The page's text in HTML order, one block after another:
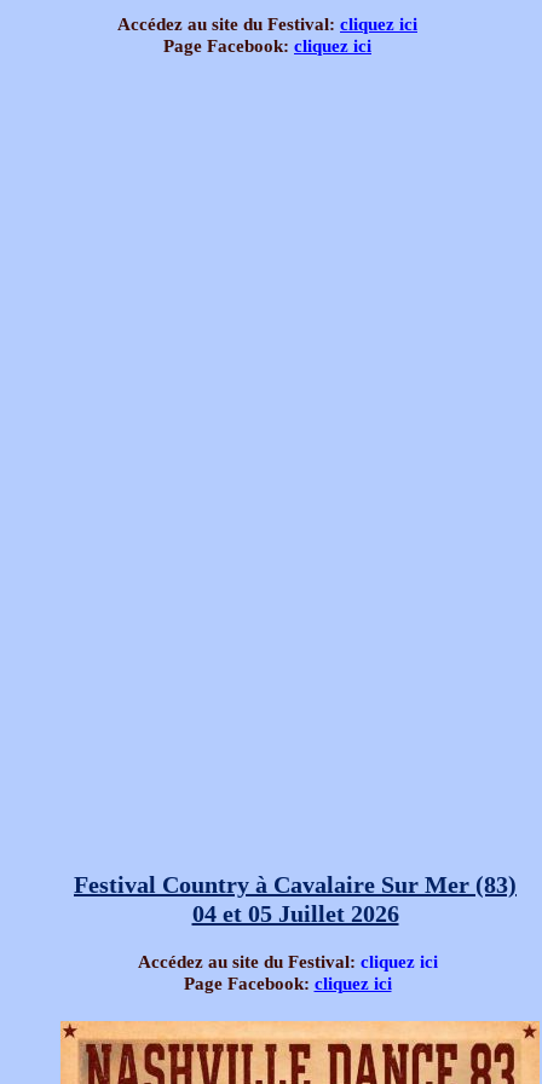
Accédez au site du Festival: cliquez ici
Page Facebook: cliquez ici
Festival Country à Cavalaire Sur Mer (83)
04 et 05 Juillet 2026
Accédez au site du Festival: cliquez ici
Page Facebook: cliquez ici